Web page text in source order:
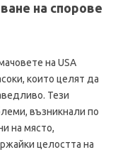
на спорове
на USA
които целят да
Тези
възникнали по
на място,
целостта на